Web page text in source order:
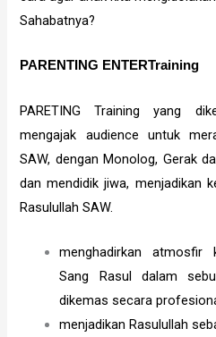
Sahabatnya?
PARENTING ENTERTraining
PARETING Training yang
mengajak audience untuk
SAW, dengan Monolog, Gerak
dan mendidik jiwa, menjadikan
Rasulullah SAW.
menghadirkan atmosfir
Sang Rasul dalam
dikemas secara
menjadikan Rasulullah